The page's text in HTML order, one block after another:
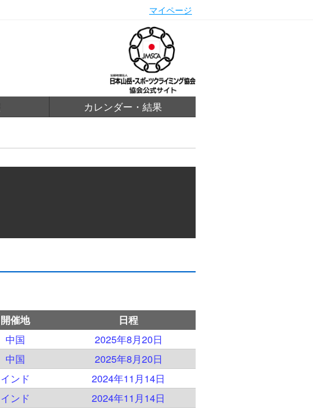
マイページ
カレンダー・結果
開催地
日程
中国
2025年8月20日
中国
2025年8月20日
インド
2024年11月14日
インド 2024年11月14日